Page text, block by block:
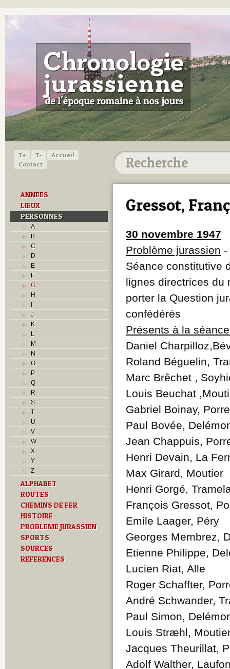
T+ T-
Accueil
Contact
ANNEES
LIEUX
PERSONNES
A
B
C
D
E
F
G
H
I
J
K
L
M
N
O
P
Q
R
S
T
U
V
W
X
Y
Z
ALPHABET
ROUTES
CHEMINS DE FER
HISTOIRE
PROBLEME JURASSIEN
SPORTS
SOURCES
REFERENCES
Gressot,
30 novembre 1947
Problème jurassien -
Séance constitutive
lignes directrices du
porter la Question
confédérés
Présents à la
Daniel
Roland Béguelin,
Marc Brêchet ,
Louis Beuchat
Gabriel Boinay,
Paul Bovée,
Jean Chappuis,
Henri Devain, La
Max Girard, Moutier
Henri Gorgé,
François Gressot,
Emile Laager, Péry
Georges Membrez,
Etienne Philippe,
Lucien Riat, Alle
Roger Schaffter,
André Schwander,
Paul Simon,
Louis Stræhl,
Jacques Theurillat,
Adolf Walther,